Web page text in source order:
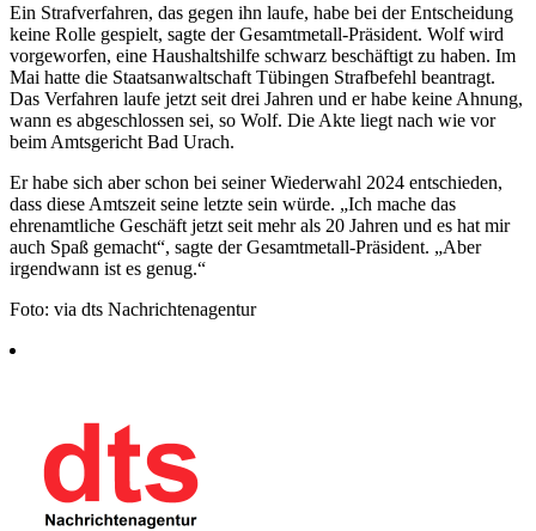
Ein Strafverfahren, das gegen ihn laufe, habe bei der Entscheidung
keine Rolle gespielt, sagte der Gesamtmetall-Präsident. Wolf wird
vorgeworfen, eine Haushaltshilfe schwarz beschäftigt zu haben. Im
Mai hatte die Staatsanwaltschaft Tübingen Strafbefehl beantragt.
Das Verfahren laufe jetzt seit drei Jahren und er habe keine Ahnung,
wann es abgeschlossen sei, so Wolf. Die Akte liegt nach wie vor
beim Amtsgericht Bad Urach.
Er habe sich aber schon bei seiner Wiederwahl 2024 entschieden,
dass diese Amtszeit seine letzte sein würde. „Ich mache das
ehrenamtliche Geschäft jetzt seit mehr als 20 Jahren und es hat mir
auch Spaß gemacht“, sagte der Gesamtmetall-Präsident. „Aber
irgendwann ist es genug.“
Foto: via dts Nachrichtenagentur